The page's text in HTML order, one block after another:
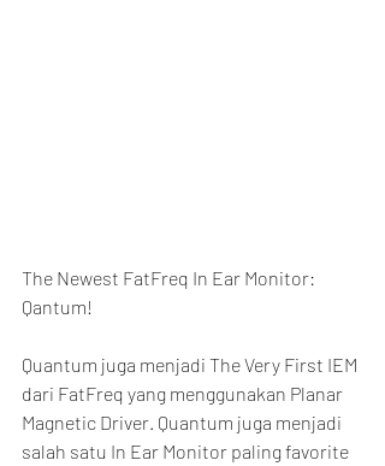
The Newest FatFreq In Ear Monitor:
Qantum!
Quantum juga menjadi The Very First IEM
dari FatFreq yang menggunakan Planar
Magnetic Driver. Quantum juga menjadi
salah satu In Ear Monitor paling favorite